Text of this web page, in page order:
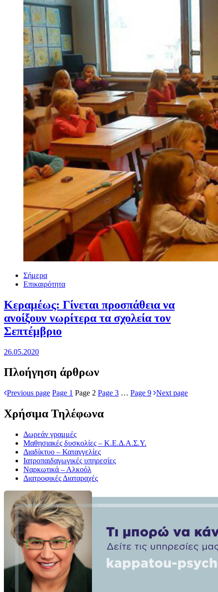
Σήμερα
Επικαιρότητα
Κεραμέως: Γίνεται προσπάθεια να
ανοίξουν νωρίτερα τα σχολεία τον
Σεπτέμβριο
26.05.2020
Πλοήγηση άρθρων
Previous page Page 1 Page 2 Page 3 … Page 9 Next page
Χρήσιμα Τηλέφωνα
Δωρεάν γραμμές
Μαθησιακές δυσκολίες – Κ.Ε.Δ.Α.Σ.Υ.
Διαδίκτυο – Καταγγελίες
Ιατροπαιδαγωγικές υπηρεσίες
Ναρκωτικά – Αλκοόλ
Διατροφικές Διαταραχές